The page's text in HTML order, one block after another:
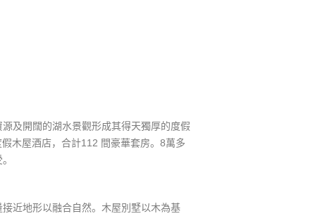
及開闊的湖水景觀形成其得天獨厚的度假
木屋酒店，合計112 間豪華套房。8萬多
近地形以融合自然。木屋別墅以木為基